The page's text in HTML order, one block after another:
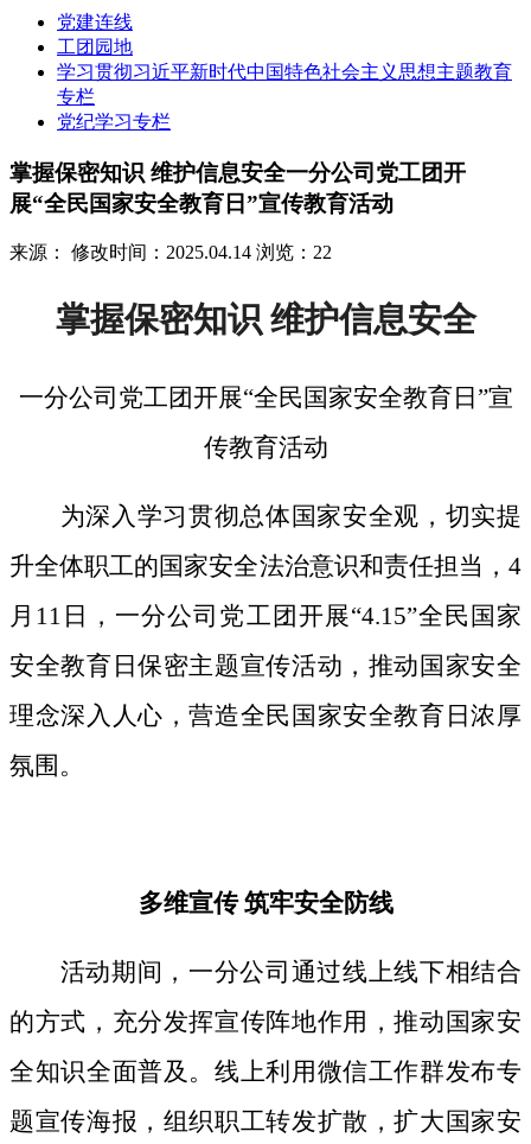
党建连线
工团园地
学习贯彻习近平新时代中国特色社会主义思想主题教育
专栏
党纪学习专栏
掌握保密知识 维护信息安全一分公司党工团开
展“全民国家安全教育日”宣传教育活动
来源： 修改时间：2025.04.14 浏览：22
掌握保密知识 维护信息安全
一分公司党工团开展“全民国家安全教育日”宣
传教育活动
为深入学习贯彻总体国家安全观，切实提
升全体职工的国家安全法治意识和责任担当， 4
月11日，一分公司党工团开展“4.15”全民国家
安全教育日保密主题宣传活动，推动国家安全
理念深入人心，营造全民国家安全教育日浓厚
氛围。
多维宣传筑牢安全防线
活动期间， 一分公司通过线上线下相结合
的方式， 充分发挥宣传阵地作用，推动国家安
全知识全面普及。线上利用微信工作群发布专
题宣传海报，组织职工转发扩散，扩大国家安